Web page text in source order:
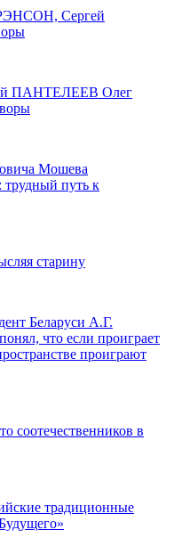
Сергей
ПАНТЕЛЕЕВ Олег
Мошева
трудный путь к
старину
Беларуси А.Г.
что если проиграет
проиграют
соотечественников в
традиционные